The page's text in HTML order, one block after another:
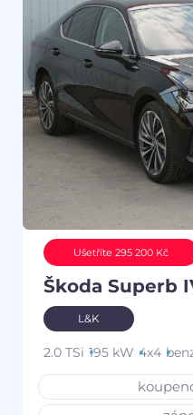
Ušetříte 295 200 Kč
Škoda Superb
L&K
2.0 TSi 195 kW 4x4